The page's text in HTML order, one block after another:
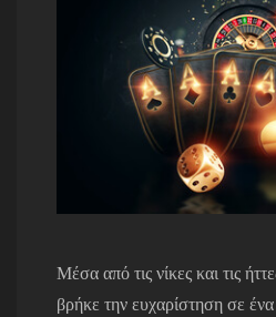
Μέσα από τις νίκες και τις
βρήκε την ευχαρίστηση σε ένα